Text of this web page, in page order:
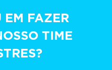
EM FAZER
TIME